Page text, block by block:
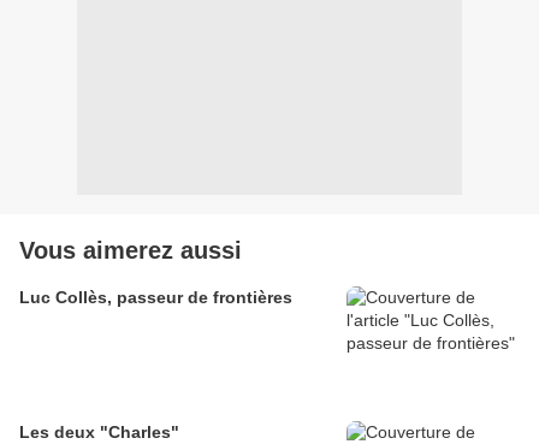
Vous aimerez aussi
Luc Collès, passeur de frontières
Les deux "Charles"